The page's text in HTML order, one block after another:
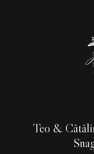
Teo &
Despre
Destination